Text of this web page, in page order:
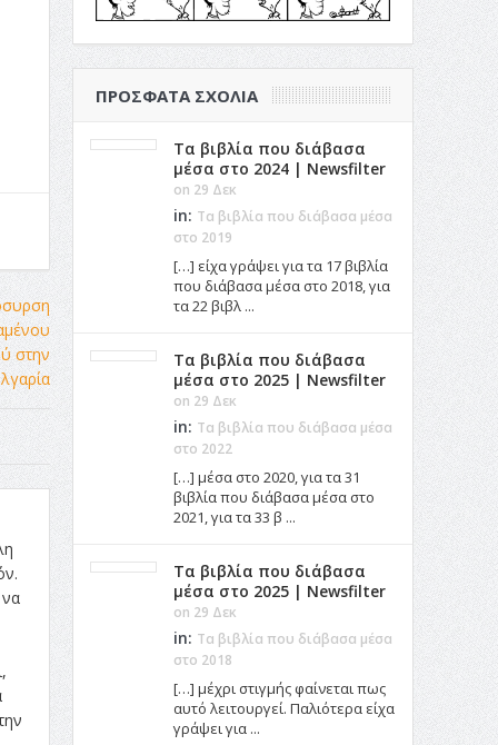
ΠΡΌΣΦΑΤΑ ΣΧΌΛΙΑ
Τα βιβλία που διάβασα
μέσα στο 2024 | Newsfilter
on 29 Δεκ
in: Τα βιβλία που διάβασα μέσα
στο 2019
[…] είχα γράψει για τα 17 βιβλία
που διάβασα μέσα στο 2018, για
τα 22 βιβλ ...
Τα βιβλία που διάβασα
μέσα στο 2025 | Newsfilter
on 29 Δεκ
in: Τα βιβλία που διάβασα μέσα
στο 2022
[…] μέσα στο 2020, για τα 31
βιβλία που διάβασα μέσα στο
2021, για τα 33 β ...
Τα βιβλία που διάβασα
μέσα στο 2025 | Newsfilter
on 29 Δεκ
in: Τα βιβλία που διάβασα μέσα
στο 2018
[…] μέχρι στιγμής φαίνεται πως
αυτό λειτουργεί. Παλιότερα είχα
γράψει για ...